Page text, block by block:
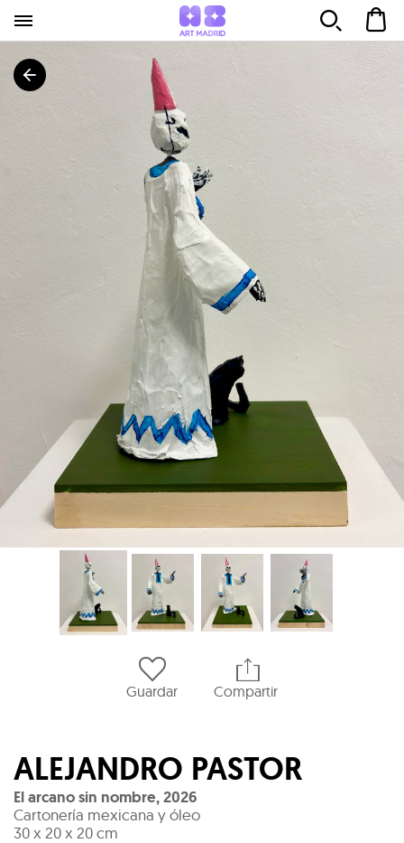
Guardar Compartir
ALEJANDRO PASTOR
El arcano sin nombre,2026
Cartonería mexicana y óleo
30 x 20 x 20 cm